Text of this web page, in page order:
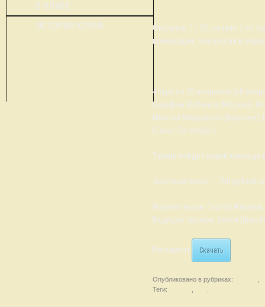
О КЛУБЕ
ИСТОРИЯ КЛУБА
Открытие: 11:30, начало 1-го
коммерции, технологий и
4 тура по 15 вопросов (60
Серафим Шибанов (Москва),
Максим Мерзляков (Воронеж),
(Санкт-Петербург).
Турнир пойдет вашей команде
Льготный взнос — 750 рублей
Игровое жюри: Сергей
Ведущая турнира: Олеся
Регламент Скачать
Опубликовано в рубриках:
Теги: